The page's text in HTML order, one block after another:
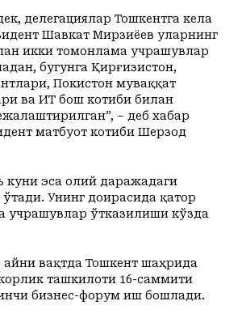
делегациялар Тошкентга кела
Шавкат Мирзиёев уларнинг
икки томонлама учрашувлар
бугунга Қирғизистон,
Покистон муваққат
ва ИҲТ бош котиби билан
– деб хабар
матбуот котиби Шерзод
куни эса олий даражадаги
Унинг доирасида қатор
учрашувлар ўтказилиши кўзда
вақтда Тошкент шаҳрида
ташкилоти 16-саммити
бизнес-форум иш бошлади.